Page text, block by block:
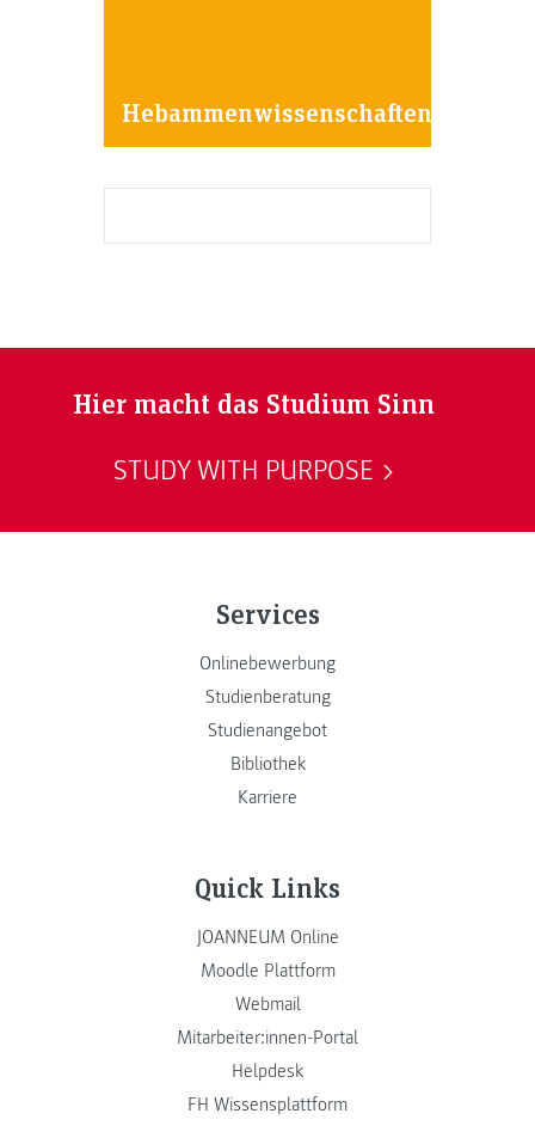
Hebammenwissenschaften
Hier macht das Studium Sinn
STUDY WITH PURPOSE
Services
Onlinebewerbung
Studienberatung
Studienangebot
Bibliothek
Karriere
Quick Links
JOANNEUM Online
Moodle Plattform
Webmail
Mitarbeiter:innen-Portal
Helpdesk
FH Wissensplattform